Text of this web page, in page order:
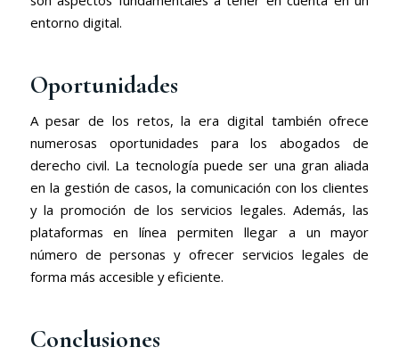
entorno digital.
Oportunidades
A pesar de los retos, la era digital también ofrece
numerosas oportunidades para los abogados de
derecho civil. La tecnología puede ser una gran aliada
en la gestión de casos, la comunicación con los clientes
y la promoción de los servicios legales. Además, las
plataformas en línea permiten llegar a un mayor
número de personas y ofrecer servicios legales de
forma más accesible y eficiente.
Conclusiones